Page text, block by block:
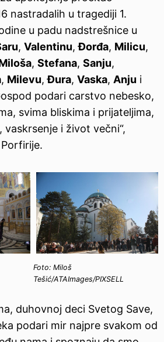
nastradalih u tragediji 1.
u padu nadstrešnice u
, Valentinu,Đorđa, Milicu,
, Stefana, Sanju,
, Milevu,Đura, Vaska, Anju i
podari carstvo nebesko,
svima bliskima i prijateljima,
vaskrsenje i život večni“,
Foto: Miloš
Tešić/ATAImages/PIXSELL
duhovnoj deci Svetog Save,
podari mir najpre svakom od